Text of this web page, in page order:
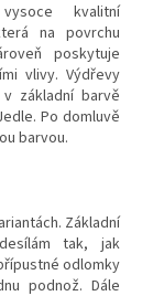
kvalitní
na povrchu
poskytuje
vlivy. Výdřevy
základní barvě
Po domluvě
barvou.
Základní
tak, jak
odlomky
podnož. Dále